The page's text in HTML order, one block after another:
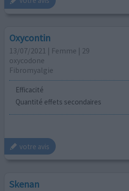
Oxycontin
13/07/2021 | Femme | 29
oxycodone
Fibromyalgie
Efficacité
Quantité effets secondaires
votre avis
Skenan